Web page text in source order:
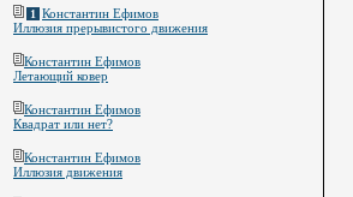
1 Константин Ефимов
Иллюзия прерывистого движения
Константин Ефимов
Летающий ковер
Константин Ефимов
Квадрат или нет?
Константин Ефимов
Иллюзия движения